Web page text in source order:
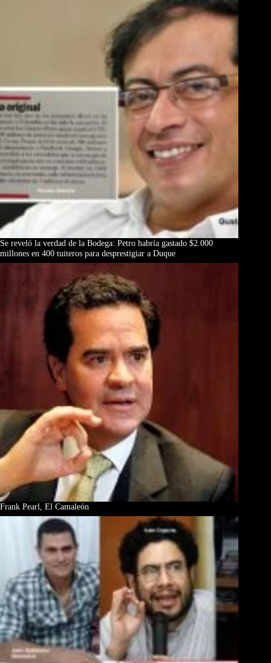
Se reveló la verdad de la Bodega: Petro habría gastado $2.000
millones en 400 tuiteros para desprestigiar a Duque
Frank Pearl, El Camaleón